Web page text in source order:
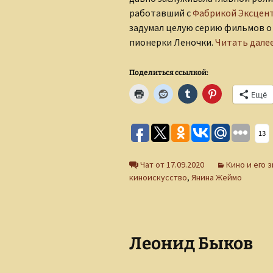
работавший сФабрикой
задумал целую серию фильмов
пионерки Леночки. Читать
Поделиться ссылкой:
Ещё
13
Чат от 17.09.2020 Кино и его
киноискусство, Янина Жеймо
Леонид Быков